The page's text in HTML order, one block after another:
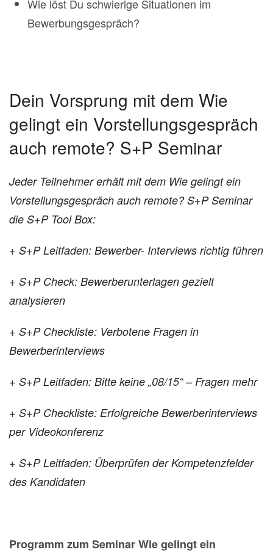
Wie löst Du schwierige Situationen im
Bewerbungsgespräch?
Dein Vorsprung mit dem Wie
gelingt ein Vorstellungsgespräch
auch remote? S+P Seminar
Jeder Teilnehmer erhält mit dem Wie gelingt ein
Vorstellungsgespräch auch remote? S+P Seminar
die S+P Tool Box:
+ S+P Leitfaden: Bewerber- Interviews richtig führen
+ S+P Check: Bewerberunterlagen gezielt
analysieren
+ S+P Checkliste: Verbotene Fragen in
Bewerberinterviews
+ S+P Leitfaden: Bitte keine „08/15“ – Fragen mehr
+ S+P Checkliste: Erfolgreiche Bewerberinterviews
per Videokonferenz
+ S+P Leitfaden: Überprüfen derKompetenzfelder
des Kandidaten
Programm zum Seminar Wie gelingt ein